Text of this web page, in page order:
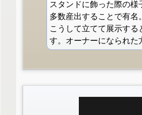
スタンドに飾った際の
多数産出することで有名
こうして立てて展示す
す。オーナーになられた